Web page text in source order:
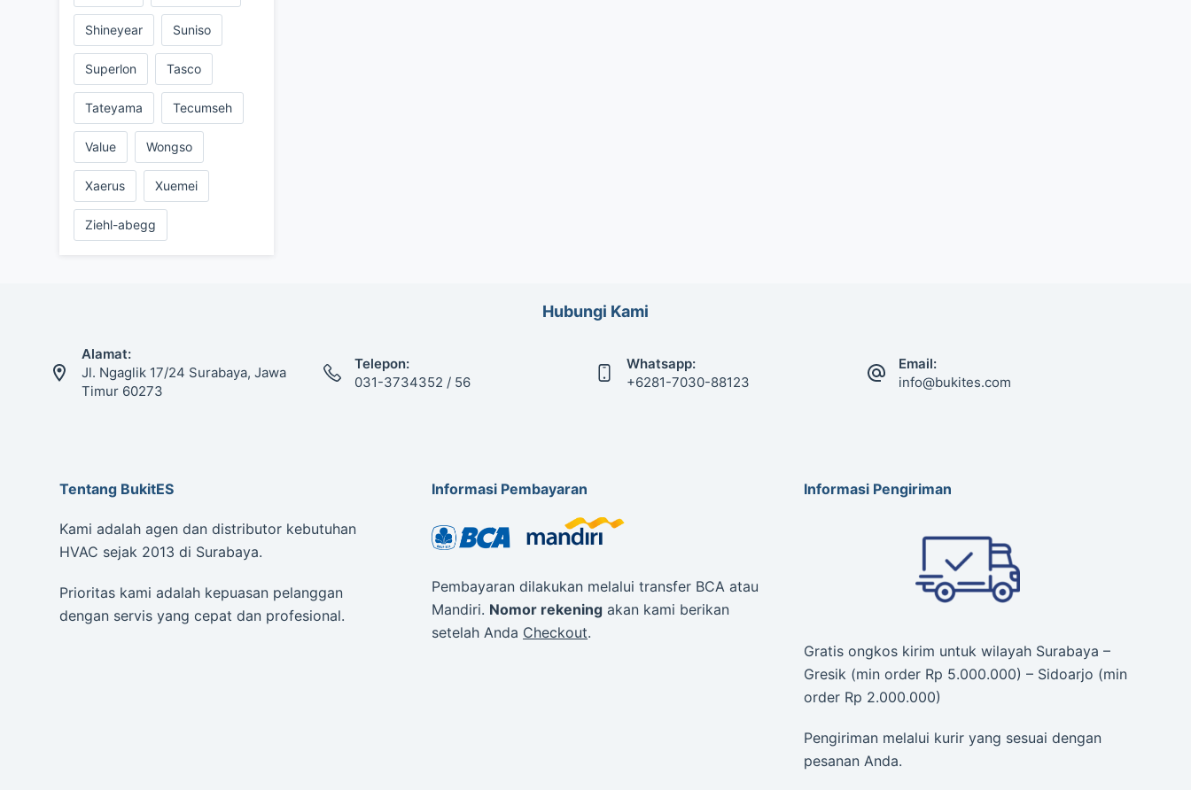
Shineyear Suniso
Superlon Tasco
Tateyama Tecumseh
Value Wongso
Xaerus Xuemei
Ziehl-abegg
Hubungi Kami
Alamat:
Jl. Ngaglik 17/24 Surabaya, Jawa
Timur 60273
Telepon:
031-3734352 / 56
Whatsapp:
+6281-7030-88123
Email:
info@bukites.com
Tentang BukitES
Kami adalah agen dan distributor kebutuhan
HVAC sejak 2013 di Surabaya.
Prioritas kami adalah kepuasan pelanggan
dengan servis yang cepat dan profesional.
Informasi Pembayaran
Pembayaran dilakukan melalui transfer BCA atau
Mandiri. Nomor rekening akan kami berikan
setelah Anda Checkout.
Informasi Pengiriman
Gratis ongkos kirim untuk wilayah Surabaya –
Gresik (min order Rp 5.000.000) – Sidoarjo (min
order Rp 2.000.000)
Pengiriman melalui kurir yang sesuai dengan
pesanan Anda.